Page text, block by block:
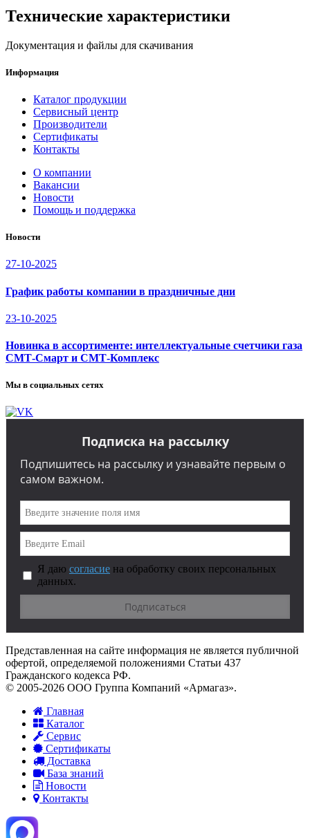
Технические характеристики
Документация и файлы для скачивания
Информация
Каталог продукции
Сервисный центр
Производители
Сертификаты
Контакты
О компании
Вакансии
Новости
Помощь и поддержка
Новости
27-10-2025
График работы компании в праздничные дни
23-10-2025
Новинка в ассортименте: интеллектуальные счетчики газа
СМТ-Смарт и СМТ-Комплекс
Мы в социальных сетях
Подписка на рассылку
Подпишитесь на рассылку и узнавайте первым о
самом важном.
Я даю согласие на обработку своих персональных
данных.
Представленная на сайте информация не является публичной
офертой, определяемой положениями Статьи 437
Гражданского кодекса РФ.
© 2005-2026 ООО Группа Компаний «Армагаз».
Главная
Каталог
Сервис
Сертификаты
Доставка
База знаний
Новости
Контакты